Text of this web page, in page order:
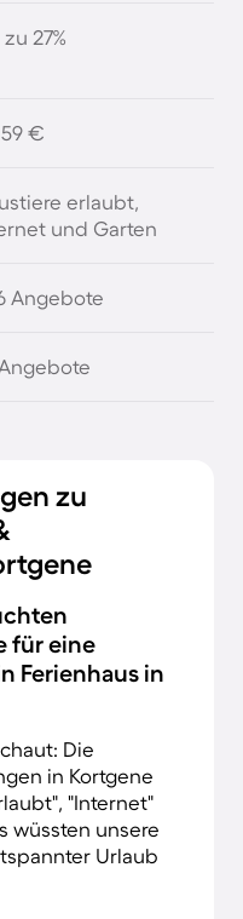
27%
€
erlaubt,
und Garten
Angebote
zu
für eine
Ferienhaus in
Die
in Kortgene
"Internet"
wüssten unsere
Urlaub